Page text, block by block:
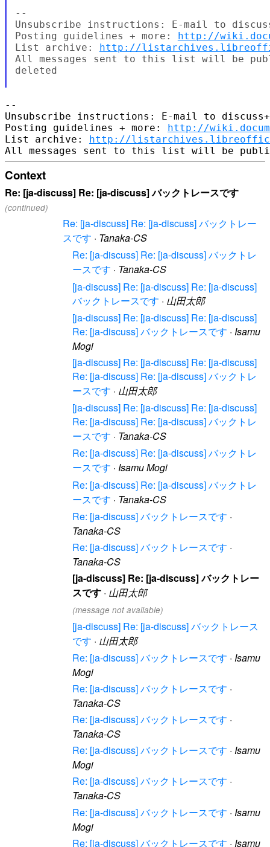
--
Unsubscribe instructions: E-mail to
Posting guidelines + more: http://
List archive: http://
All messages sent to this list will be
deleted
--
Unsubscribe instructions: E-mail to
Posting guidelines + more: http://
List archive: http://
Context
Re: [ja-discuss] Re: [ja-discuss] バックトレースです
(continued)
Re: [ja-discuss] Re: [ja-discuss] バックトレー
スです · Tanaka-CS
Re: [ja-discuss] Re: [ja-discuss] バックトレ
ースです · Tanaka-CS
[ja-discuss] Re: [ja-discuss] Re: [ja-discuss]
バックトレースです · 山田太郎
[ja-discuss] Re: [ja-discuss] Re: [ja-discuss]
Re: [ja-discuss] バックトレースです · Isamu
Mogi
[ja-discuss] Re: [ja-discuss] Re: [ja-discuss]
Re: [ja-discuss] Re: [ja-discuss] バックトレ
ースです · 山田太郎
[ja-discuss] Re: [ja-discuss] Re: [ja-discuss]
Re: [ja-discuss] Re: [ja-discuss] バックトレ
ースです · Tanaka-CS
Re: [ja-discuss] Re: [ja-discuss] バックトレ
ースです · Isamu Mogi
Re: [ja-discuss] Re: [ja-discuss] バックトレ
ースです · Tanaka-CS
Re: [ja-discuss] バックトレースです ·
Tanaka-CS
Re: [ja-discuss] バックトレースです ·
Tanaka-CS
[ja-discuss] Re: [ja-discuss] バックトレー
スです · 山田太郎
(message not available)
[ja-discuss] Re: [ja-discuss] バックトレース
です · 山田太郎
Re: [ja-discuss] バックトレースです · Isamu
Mogi
Re: [ja-discuss] バックトレースです ·
Tanaka-CS
Re: [ja-discuss] バックトレースです ·
Tanaka-CS
Re: [ja-discuss] バックトレースです · Isamu
Mogi
Re: [ja-discuss] バックトレースです ·
Tanaka-CS
Re: [ja-discuss] バックトレースです · Isamu
Mogi
Re: [ja-discuss] バックトレースです · Isamu